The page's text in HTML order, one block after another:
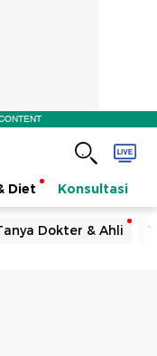
Diet Konsultasi
Dokter & Ahli